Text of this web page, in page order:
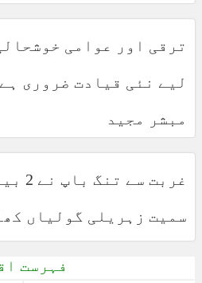
ترقی اور عوامی
لیے نئی قیادت ضروری ہے
مبشر مجید
غربت سے
سمیت زہریلی گولیاں
فہرست